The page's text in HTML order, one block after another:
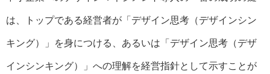
は、トップである経営者が「デザイン思考（デザインシン
キング）」を身につける、あるいは「デザイン思考（デザ
インシンキング）」への理解を経営指針として示すことが